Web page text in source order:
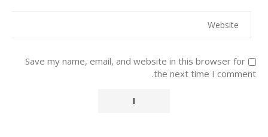
Save my name, email, and website in this browser for
the next time I comment.